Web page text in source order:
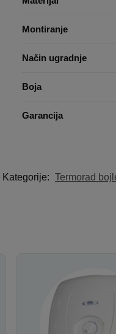
Montiranje
Način ugradnje
Boja
Garancija
Kategorije: Termorad